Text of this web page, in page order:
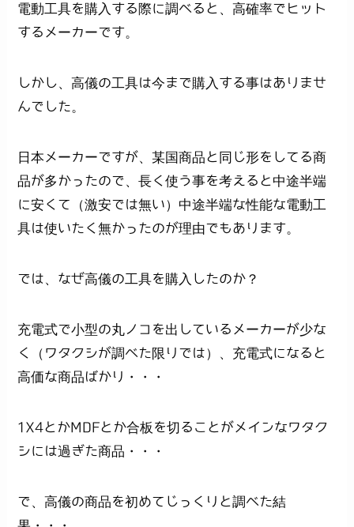
電動工具を購入する際に調べると、高確率でヒット
するメーカーです。
しかし、高儀の工具は今まで購入する事はありませ
んでした。
日本メーカーですが、某国商品と同じ形をしてる商
品が多かったので、長く使う事を考えると中途半端
に安くて（激安では無い）中途半端な性能な電動工
具は使いたく無かったのが理由でもあります。
では、なぜ高儀の工具を購入したのか？
充電式で小型の丸ノコを出しているメーカーが少な
く（ワタクシが調べた限りでは）、充電式になると
高価な商品ばかり・・・
1X4とかMDFとか合板を切ることがメインなワタク
シには過ぎた商品・・・
で、高儀の商品を初めてじっくりと調べた結